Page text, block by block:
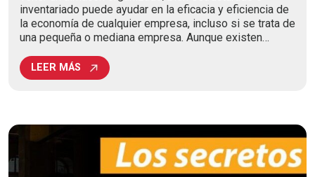
inventariado puede ayudar en la eficacia y eficiencia de
la economía de cualquier empresa, incluso si se trata de
una pequeña o mediana empresa. Aunque existen…
LEER MÁS